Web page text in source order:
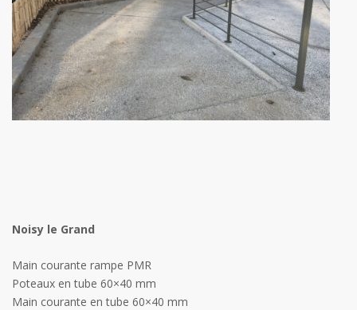
Noisy le Grand
Main courante rampe PMR
Poteaux en tube 60×40 mm
Main courante en tube 60×40 mm